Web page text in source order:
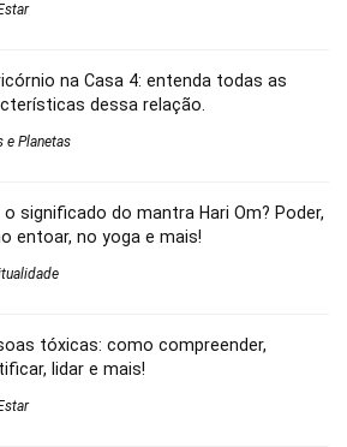
na Casa 4: entenda todas as
dessa relação.
e Planetas
o significado do mantra Hari Om? Poder,
entoar, no yoga e mais!
tóxicas: como compreender,
lidar e mais!